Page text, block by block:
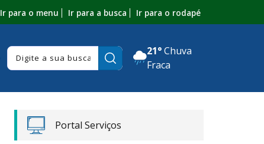
Ir para o menu Ir para a busca Ir para o rodapé
Pesquisar:
21° Chuva
Fraca
Portal Serviços